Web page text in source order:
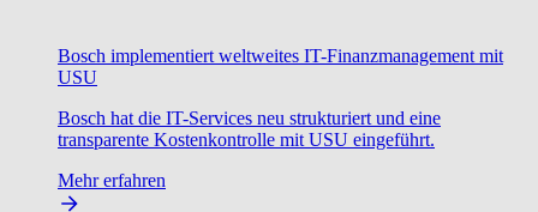
Bosch implementiert weltweites IT-Finanzmanagement mit
USU
Bosch hat die IT-Services neu strukturiert und eine
transparente Kostenkontrolle mit USU eingeführt.
Mehr erfahren